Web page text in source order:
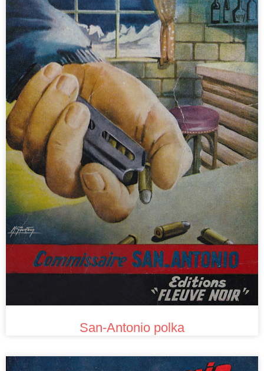
San-Antonio polka